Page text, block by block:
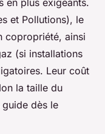
et Pollutions), le
copropriété, ainsi
(si installations
Leur coût
la taille du
guide dès le